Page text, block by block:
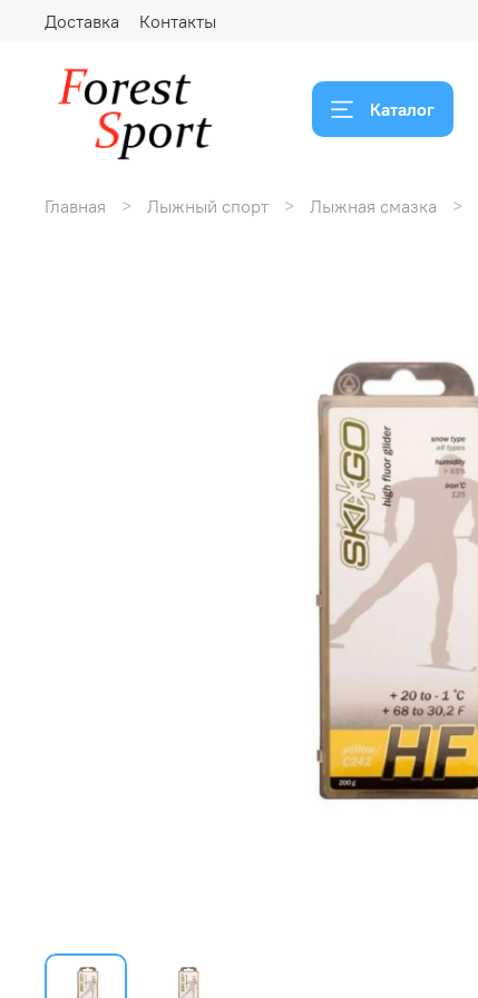
Доставка Контакты
Каталог
Главная Лыжный спорт Лыжная смазка